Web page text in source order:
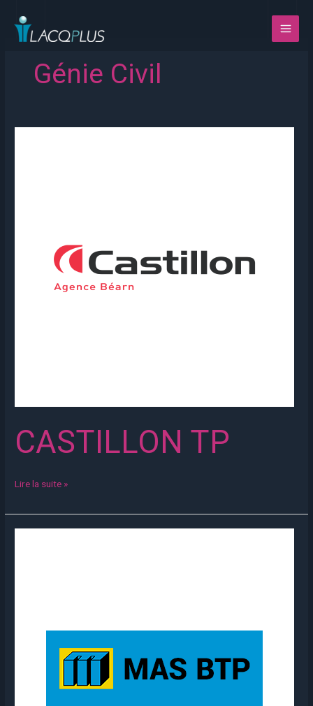
contenu
Génie Civil
CASTILLON TP
Lire la suite »